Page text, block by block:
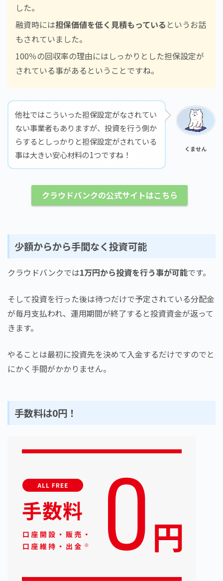
した。
融資時には担保価値を低く見積もっている というお話
もされていました。
100％の回収率の理由にはしっかりとした担保設定が
されている事があるということですね。
他社ではこういった担保設定がなされてい
ない事業者もありますが、投資を行う側か
らするとしっかりと担保設定がされている
事は大きい安心材料の1つですね！
くません
クラウドバンクの公式サイトはこちら
少額からから手間なく投資可能
クラウドバンクでは1万円から投資を行う事が可能です。
そして投資を行った後は待つだけで予定されている分配金
が毎月支払われ、運用期間が終了すると投資資金が返って
きます。
やることは最初に投資先を決めて入金するだけですのでと
にかく手間がかかりません。
手数料は0円！